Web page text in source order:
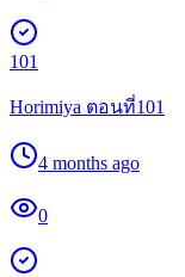
101
Horimiya ตอนที่101
4 months ago
0